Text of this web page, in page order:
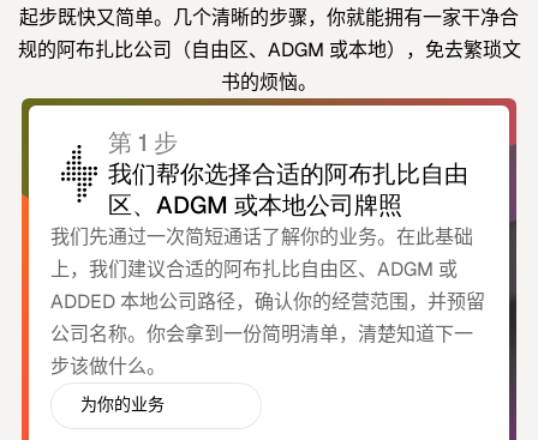
起步既快又简单。几个清晰的步骤，你就能拥有一家干净合
规的阿布扎比公司（自由区、ADGM 或本地），免去繁琐文
书的烦恼。
第 1 步
我们帮你选择合适的阿布扎比自由
区、ADGM 或本地公司牌照
我们先通过一次简短通话了解你的业务。在此基础
上，我们建议合适的阿布扎比自由区、ADGM 或
ADDED 本地公司路径，确认你的经营范围，并预留
公司名称。你会拿到一份简明清单，清楚知道下一
步该做什么。
为你的业务
选择合适的经营范围